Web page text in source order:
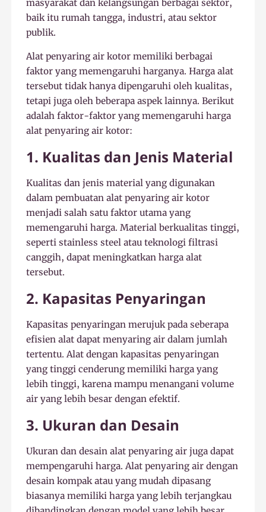
masyarakat dan kelangsungan berbagai sektor,
baik itu rumah tangga, industri, atau sektor
publik.
Alat penyaring air kotor memiliki berbagai
faktor yang memengaruhi harganya. Harga alat
tersebut tidak hanya dipengaruhi oleh kualitas,
tetapi juga oleh beberapa aspek lainnya. Berikut
adalah faktor-faktor yang memengaruhi harga
alat penyaring air kotor:
1. Kualitas dan Jenis Material
Kualitas dan jenis material yang digunakan
dalam pembuatan alat penyaring air kotor
menjadi salah satu faktor utama yang
memengaruhi harga. Material berkualitas tinggi,
seperti stainless steel atau teknologi filtrasi
canggih, dapat meningkatkan harga alat
tersebut.
2. Kapasitas Penyaringan
Kapasitas penyaringan merujuk pada seberapa
efisien alat dapat menyaring air dalam jumlah
tertentu. Alat dengan kapasitas penyaringan
yang tinggi cenderung memiliki harga yang
lebih tinggi, karena mampu menangani volume
air yang lebih besar dengan efektif.
3. Ukuran dan Desain
Ukuran dan desain alat penyaring air juga dapat
mempengaruhi harga. Alat penyaring air dengan
desain kompak atau yang mudah dipasang
biasanya memiliki harga yang lebih terjangkau